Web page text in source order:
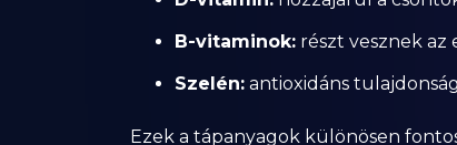
B-vitaminok: részt vesznek
Szelén: antioxidáns
Ezek a tápanyagok különösen